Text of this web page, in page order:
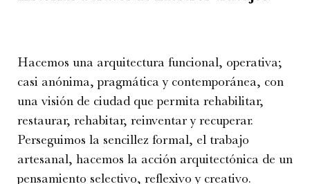
Hacemos una arquitectura funcional, operativa;
casi anónima, pragmática y contemporánea, con
una visión de ciudad que permita rehabilitar,
restaurar, rehabitar, reinventar y recuperar.
Perseguimos la sencillez formal, el trabajo
artesanal, hacemos la acción arquitectónica de un
pensamiento selectivo, reflexivo y creativo.